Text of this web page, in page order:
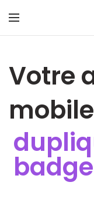
Votre